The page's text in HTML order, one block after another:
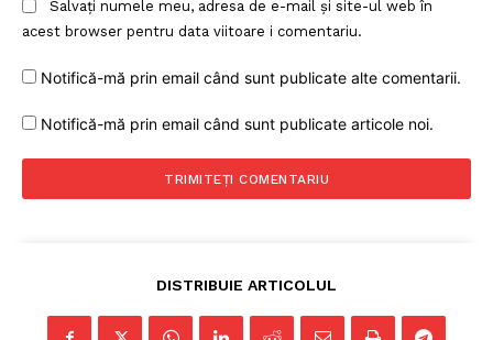
Salvați numele meu, adresa de e-mail și site-ul web în
acest browser pentru data viitoare i comentariu.
Notifică-mă prin email când sunt publicate alte comentarii.
Notifică-mă prin email când sunt publicate articole noi.
DISTRIBUIE ARTICOLUL